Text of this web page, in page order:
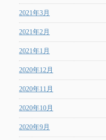
2021年3月
2021年2月
2021年1月
2020年12月
2020年11月
2020年10月
2020年9月